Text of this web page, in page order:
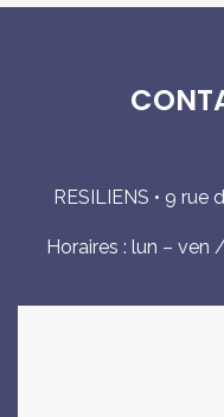
RESILIENS • 9 rue
Horaires : lun – ven